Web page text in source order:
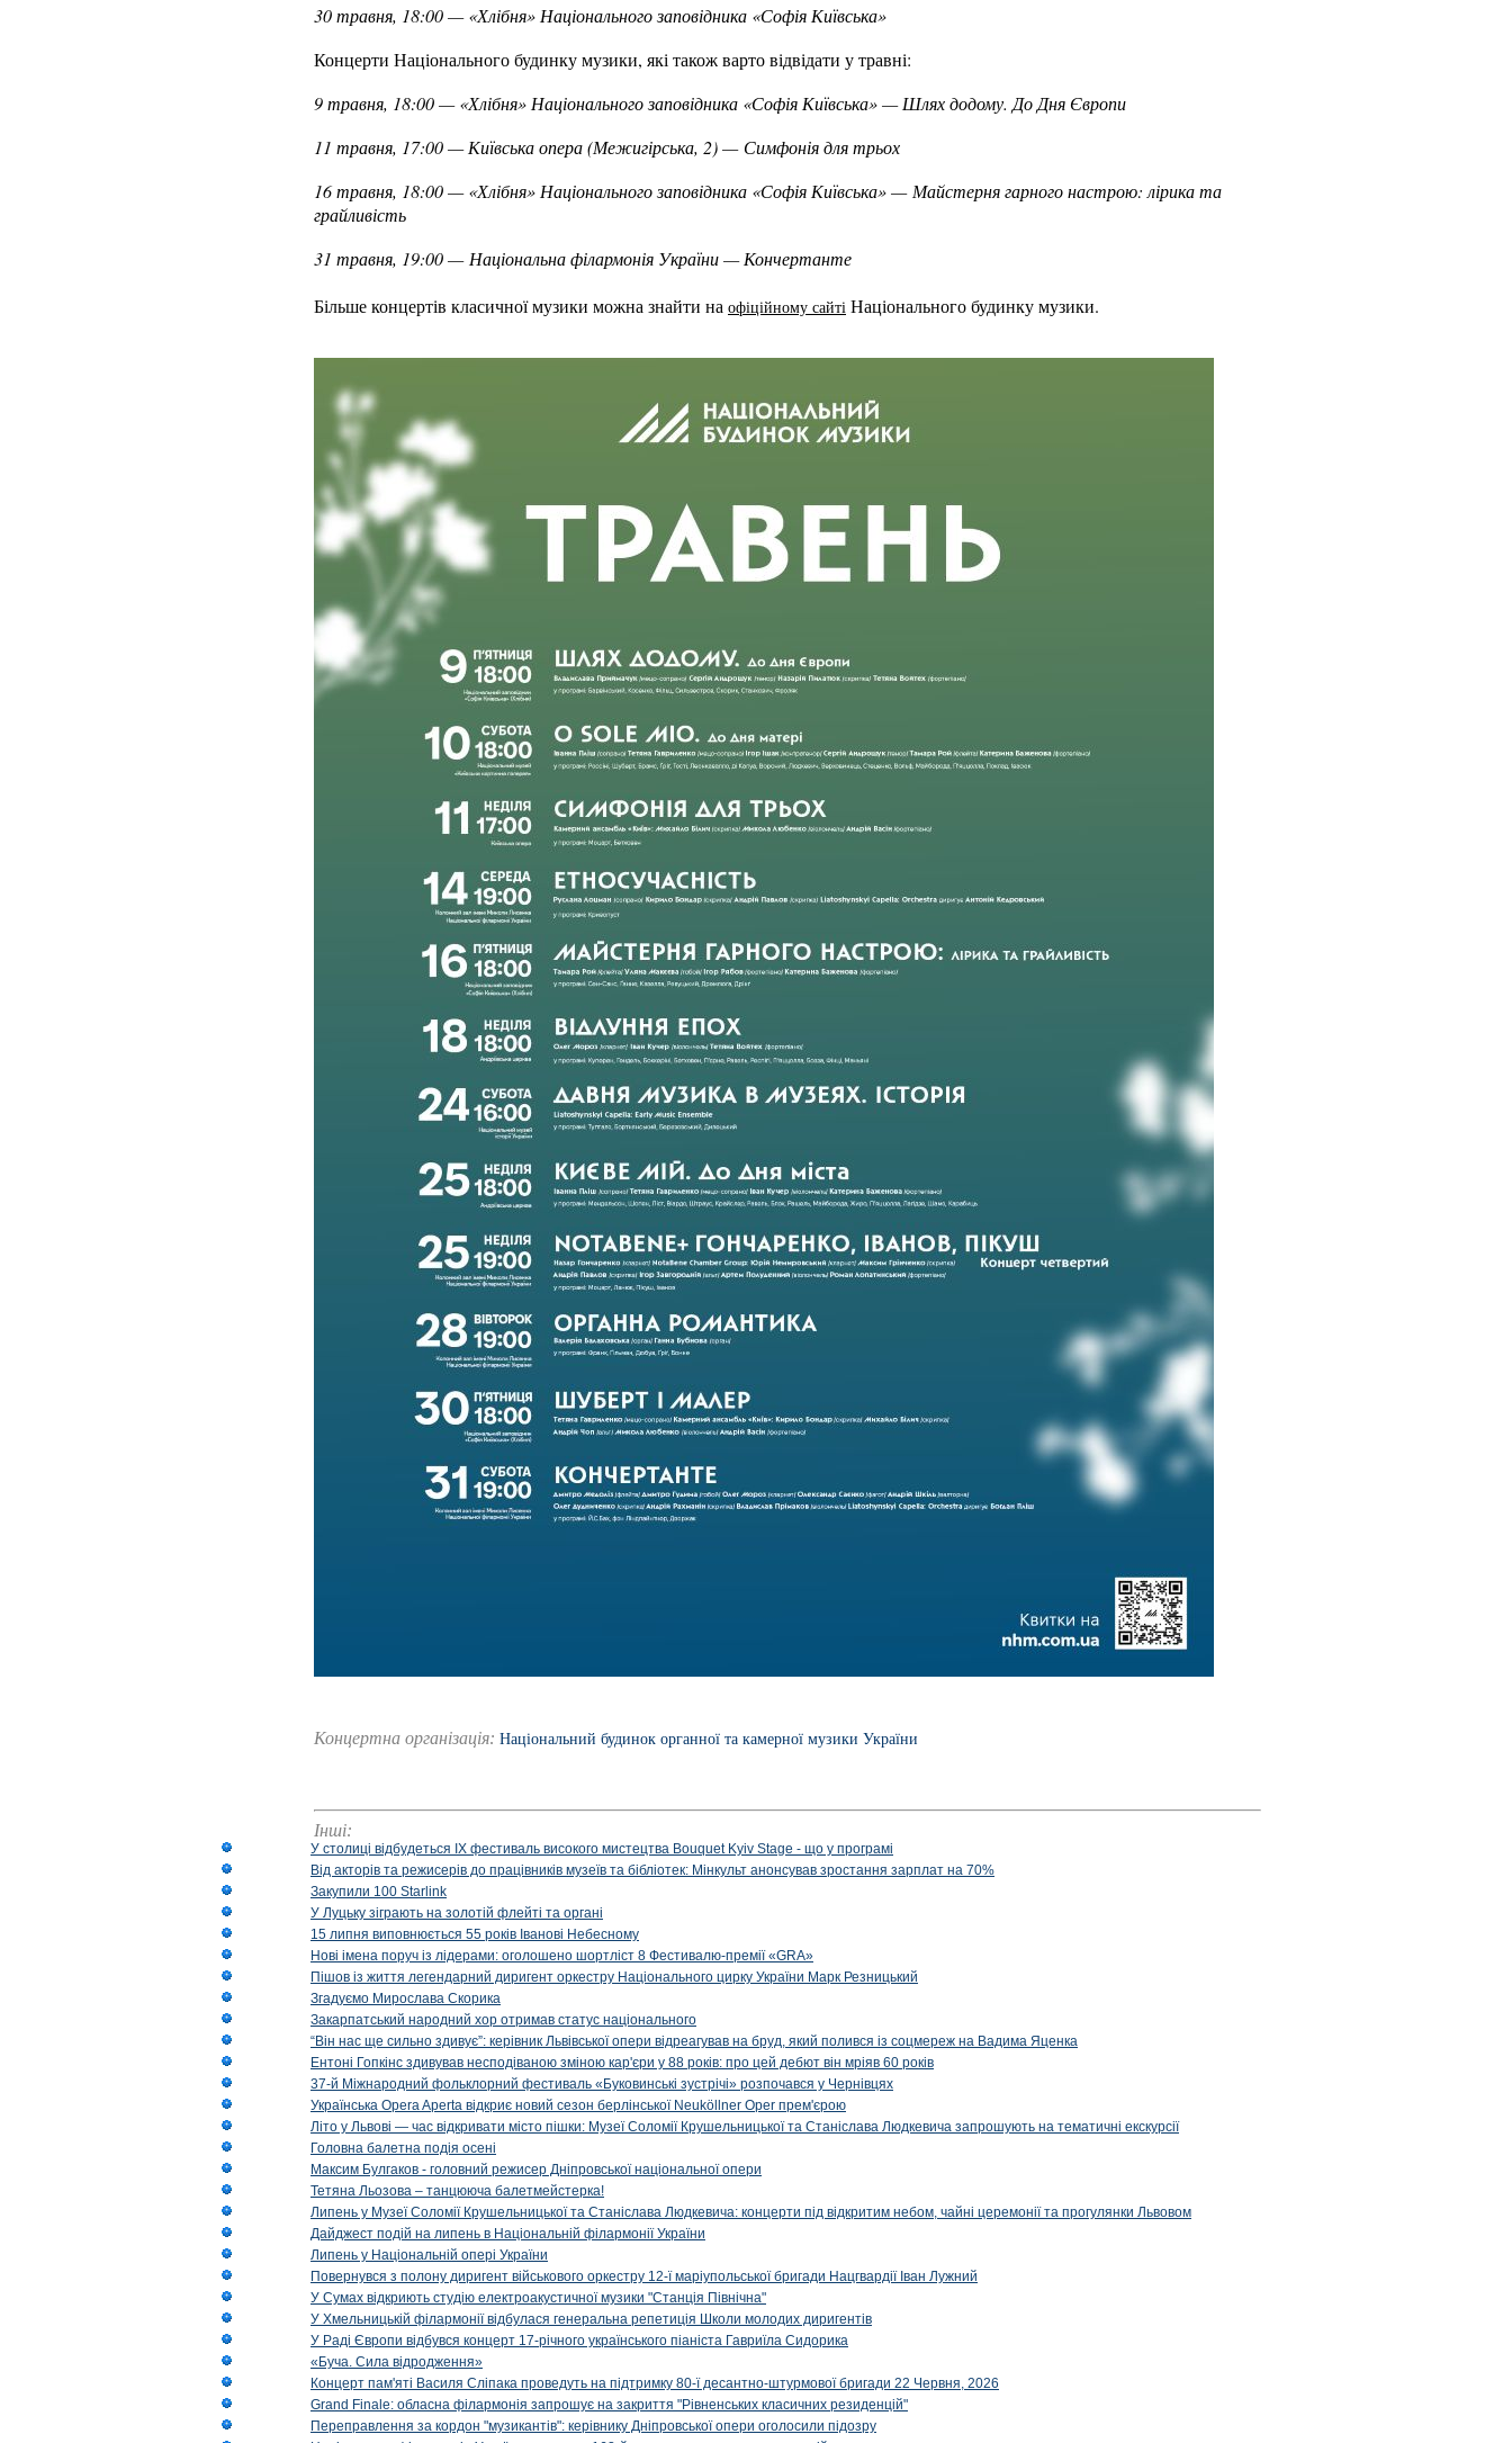
30 травня, 18:00 — «Хлібня» Національного заповідника «Софія Київська»
Концерти Національного будинку музики, які також варто відвідати у травні:
9 травня, 18:00 — «Хлібня» Національного заповідника «Софія Київська» — Шлях додому. До Дня Європи
11 травня, 17:00 — Київська опера (Межигірська, 2) — Симфонія для трьох
16 травня, 18:00 — «Хлібня» Національного заповідника «Софія Київська» — Майстерня гарного настрою: лірика та
грайливість
31 травня, 19:00 — Національна філармонія України — Кончертанте
Більше концертів класичної музики можна знайти на офіційному сайті Національного будинку музики.
Концертна організація: Національний будинок органної та камерної музики України
Інші:
У столиці відбудеться IX фестиваль високого мистецтва Bouquet Kyiv Stage - що у програмі
Від акторів та режисерів до працівників музеїв та бібліотек: Мінкульт анонсував зростання зарплат на 70%
Закупили 100 Starlink
У Луцьку зіграють на золотій флейті та органі
15 липня виповнюється 55 років Іванові Небесному
Нові імена поруч із лідерами: оголошено шортліст 8 Фестивалю-премії «GRA»
Пішов із життя легендарний диригент оркестру Національного цирку України Марк Резницький
Згадуємо Мирослава Скорика
Закарпатський народний хор отримав статус національного
“Він нас ще сильно здивує”: керівник Львівської опери відреагував на бруд, який полився із соцмереж на Вадима Яценка
Ентоні Гопкінс здивував несподіваною зміною кар'єри у 88 років: про цей дебют він мріяв 60 років
37-й Міжнародний фольклорний фестиваль «Буковинські зустрічі» розпочався у Чернівцях
Українська Opera Aperta відкриє новий сезон берлінської Neuköllner Oper прем'єрою
Літо у Львові — час відкривати місто пішки: Музеї Соломії Крушельницької та Станіслава Людкевича запрошують на тематичні екскурсії
Головна балетна подія осені
Максим Булгаков - головний режисер Дніпровської національної опери
Тетяна Льозова – танцююча балетмейстерка!
Липень у Музеї Соломії Крушельницької та Станіслава Людкевича: концерти під відкритим небом, чайні церемонії та прогулянки Львовом
Дайджест подій на липень в Національній філармонії України
Липень у Національній опері України
Повернувся з полону диригент військового оркестру 12-ї маріупольської бригади Нацгвардії Іван Лужний
У Сумах відкриють студію електроакустичної музики "Станція Північна"
У Хмельницькій філармонії відбулася генеральна репетиція Школи молодих диригентів
У Раді Європи відбувся концерт 17-річного українського піаніста Гавриїла Сидорика
«Буча. Сила відродження»
Концерт пам'яті Василя Сліпака проведуть на підтримку 80-ї десантно-штурмової бригади 22 Червня, 2026
Grand Finale: обласна філармонія запрошує на закриття "Рівненських класичних резиденцій"
Переправлення за кордон "музикантів": керівнику Дніпровської опери оголосили підозру